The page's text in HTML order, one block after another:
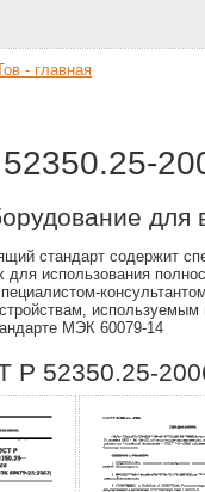
- главная
стандарт содержит
для использования
МЭК 60079-14
Р 52350.25-